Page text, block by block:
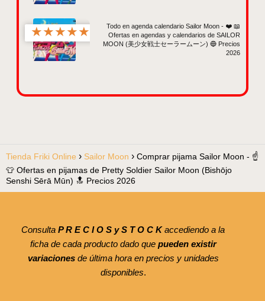
★★★★★
Todo en agenda calendario Sailor Moon - ❤️ 📖
Ofertas en agendas y calendarios de SAILOR
MOON (美少女戦士セーラームーン) 🔵 Precios
2026
Tienda Friki Online Sailor Moon
Comprar pijama Sailor Moon - ☝️
👕 Ofertas en pijamas de Pretty Soldier Sailor Moon (Bishōjo
Senshi Sērā Mūn) 🔝 Precios 2026
Consulta P R E C I O S y S T O C Kaccediendo a la
ficha de cada producto dado que pueden existir
variacionesde última hora en precios y unidades
disponibles.